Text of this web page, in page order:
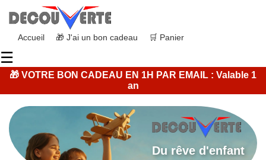
Accueil 🎁 J'ai un bon cadeau 🛒 Panier
☰
🎁 VOTRE BON CADEAU EN 1H PAR EMAIL : Valable 1
an
Du rêve d'enfant